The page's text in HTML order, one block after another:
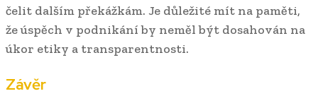
čelit dalším překážkám. Je důležité mít na paměti,
že úspěch v podnikání by neměl být dosahován na
úkor etiky a transparentnosti.
Závěr